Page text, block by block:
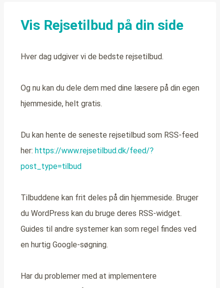
Vis Rejsetilbud på din side
Hver dag udgiver vi de bedste rejsetilbud.
Og nu kan du dele dem med dine læsere på din egen
hjemmeside, helt gratis.
Du kan hente de seneste rejsetilbud som RSS-feed
her: https://www.rejsetilbud.dk/feed/?
post_type=tilbud
Tilbuddene kan frit deles på din hjemmeside. Bruger
du WordPress kan du bruge deres RSS-widget.
Guides til andre systemer kan som regel findes ved
en hurtig Google-søgning.
Har du problemer med at implementere